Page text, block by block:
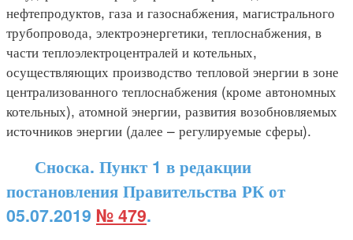
нефтепродуктов, газа и газоснабжения, магистрального
трубопровода, электроэнергетики, теплоснабжения, в
части теплоэлектроцентралей и котельных,
осуществляющих производство тепловой энергии в зоне
централизованного теплоснабжения (кроме автономных
котельных), атомной энергии, развития возобновляемых
источников энергии (далее – регулируемые сферы).
Сноска. Пункт 1 в редакции
постановления Правительства РК от
05.07.2019 № 479.